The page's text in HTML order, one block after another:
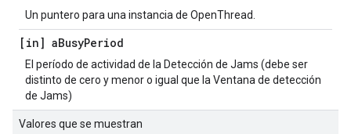
Un puntero para una instancia de OpenThread.
[in] aBusyPeriod
El período de actividad de la Detección de Jams (debe ser
distinto de cero y menor o igual que la Ventana de detección
de Jams)
Valores que se muestran